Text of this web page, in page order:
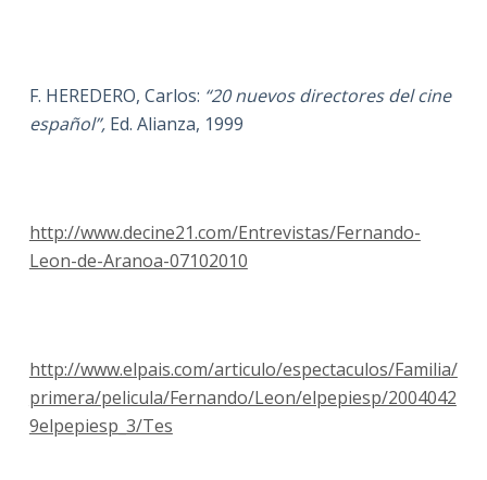
F. HEREDERO, Carlos: “20 nuevos directores del cine
español”, Ed. Alianza, 1999
http://www.decine21.com/Entrevistas/Fernando-
Leon-de-Aranoa-07102010
http://www.elpais.com/articulo/espectaculos/Familia/
primera/pelicula/Fernando/Leon/elpepiesp/2004042
9elpepiesp_3/Tes